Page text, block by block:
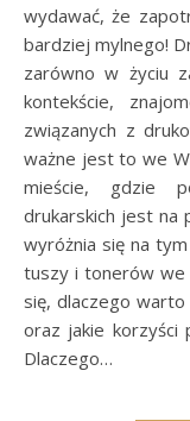
wydawać, że
bardziej mylnego!
zarówno w życiu
kontekście,
związanych z
ważne jest to we
mieście, gdzie
drukarskich jest na
wyróżnia się na
tuszy i tonerów we
się, dlaczego
oraz jakie korzyści
Dlaczego…